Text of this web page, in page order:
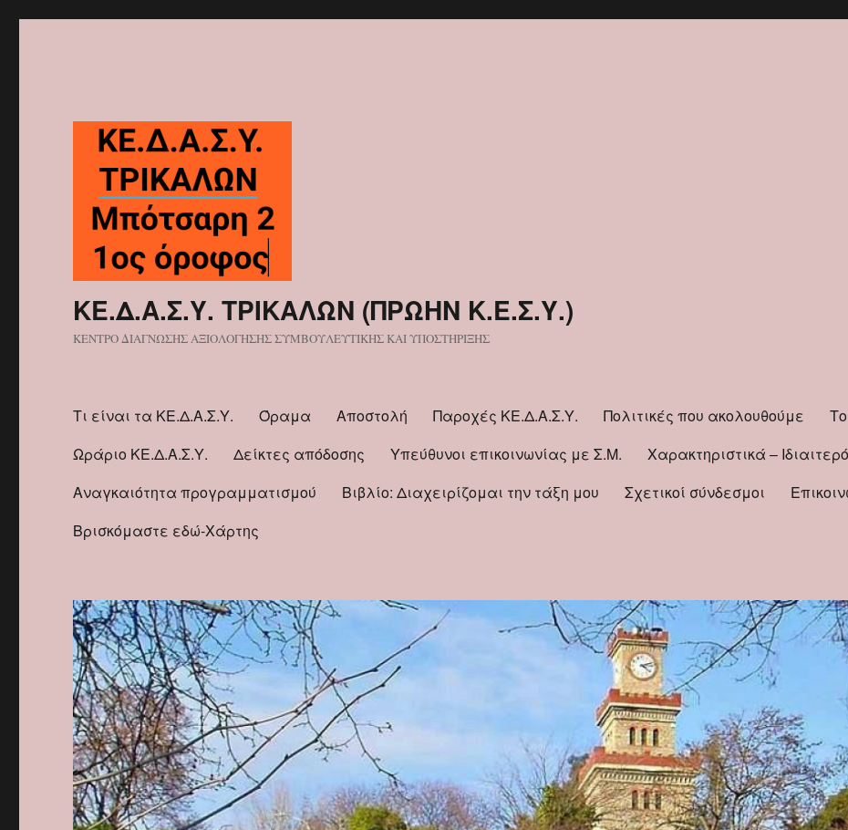
ΚΕ.Δ.Α.Σ.Υ. ΤΡΙΚΑΛΩΝ (ΠΡΩΗΝ Κ.Ε.Σ.Υ.)
ΚΕΝΤΡΟ ΔΙΑΓΝΩΣΗΣ ΑΞΙΟΛΟΓΗΣΗΣ ΣΥΜΒΟΥΛΕΥΤΙΚΗΣ ΚΑΙ ΥΠΟΣΤΗΡΙΞΗΣ
Τι είναι τα ΚΕ.Δ.Α.Σ.Υ. Όραμα Αποστολή Παροχές ΚΕ.Δ.Α.Σ.Υ. Πολιτικές που ακολουθούμε
Ωράριο ΚΕ.Δ.Α.Σ.Υ.
Δείκτες απόδοσης Υπεύθυνοι επικοινωνίας με Σ.Μ.
Χαρακτηριστικά –
Αναγκαιότητα προγραμματισμού
Βιβλίο: Διαχειρίζομαι την τάξη μου Σχετικοί σύνδεσμοι
Βρισκόμαστε εδώ-Χάρτης